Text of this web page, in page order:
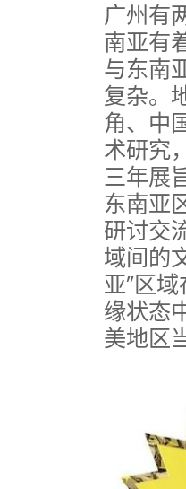
广州有
南亚有
与东南
复杂。
角、中
术研究
三年展
东南亚
研讨交
域间的
亚”区
缘状态
美地区